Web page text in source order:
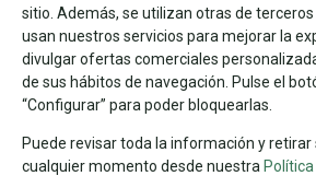
PUZZLES POR MARCAS
PUZZLES POR Nº
PUZZLES DE PAISAJES PUZZLES EN
PUZZLES VARIAS CATEGORIAS
1.000 PZAS
sitio. Además, se utilizan otras de
usan nuestros servicios para mejorar la
divulgar ofertas comerciales
de sus hábitos de navegación. Pulse el
“Configurar” para poder bloquearlas.
Puede revisar toda la información y
cualquier momento desde nuestra